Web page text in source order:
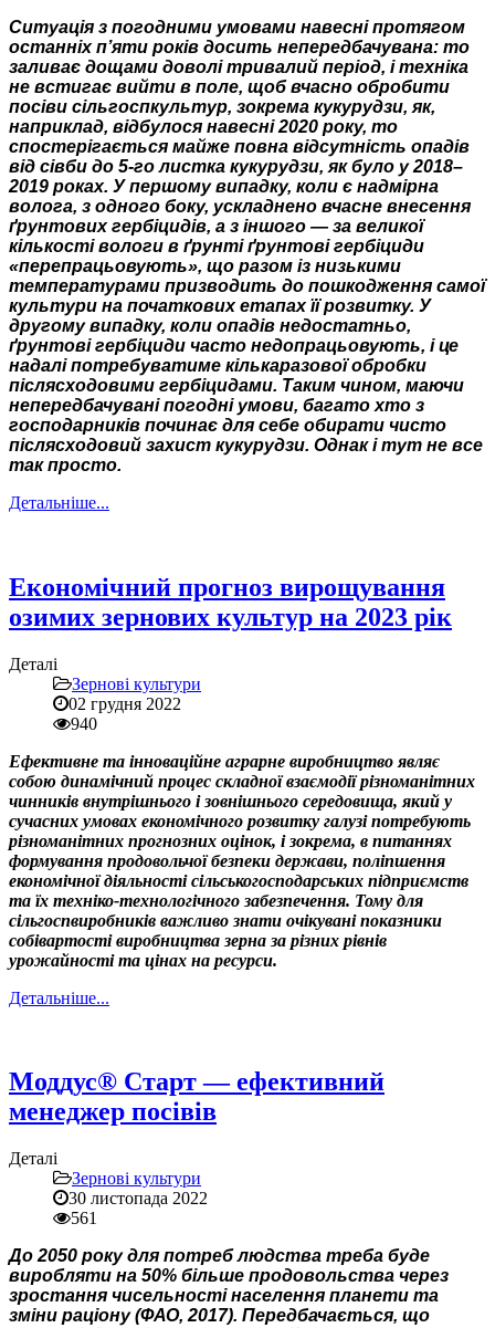
Ситуація з погодними умовами навесні протягом
останніх п’яти років досить непередбачувана: то
заливає дощами доволі тривалий період, і техніка
не встигає вийти в поле, щоб вчасно обробити
посіви сільгоспкультур, зокрема кукурудзи, як,
наприклад, відбулося навесні 2020 року, то
спостерігається майже повна відсутність опадів
від сівби до 5-го листка кукурудзи, як було у 2018–
2019 роках. У першому випадку, коли є надмірна
волога, з одного боку, ускладнено вчасне внесення
ґрунтових гербіцидів, а з іншого — за великої
кількості вологи в ґрунті ґрунтові гербіциди
«перепрацьовують», що разом із низькими
температурами призводить до пошкодження самої
культури на початкових етапах її розвитку. У
другому випадку, коли опадів недостатньо,
ґрунтові гербіциди часто недопрацьовують, і це
надалі потребуватиме кількаразової обробки
післясходовими гербіцидами. Таким чином, маючи
непередбачувані погодні умови, багато хто з
господарників починає для себе обирати чисто
післясходовий захист кукурудзи. Однак і тут не все
так просто.
Детальніше...
Економічний прогноз вирощування
озимих зернових культур на 2023 рік
Деталі
Зернові культури
02 грудня 2022
940
Ефективне та інноваційне аграрне виробництво являє
собою динамічний процес складної взаємодії різноманітних
чинників внутрішнього і зовнішнього середовища, який у
сучасних умовах економічного розвитку галузі потребують
різноманітних прогнозних оцінок, і зокрема, в питаннях
формування продовольчої безпеки держави, поліпшення
економічної діяльності сільськогосподарських підприємств
та їх техніко-технологічного забезпечення. Тому для
сільгоспвиробників важливо знати очікувані показники
собівартості виробництва зерна за різних рівнів
урожайності та цінах на ресурси.
Детальніше...
Моддус® Старт — ефективний
менеджер посівів
Деталі
Зернові культури
30 листопада 2022
561
До 2050 року для потреб людства треба буде
виробляти на 50% більше продовольства через
зростання чисельності населення планети та
зміни раціону (ФАО, 2017). Передбачається, що